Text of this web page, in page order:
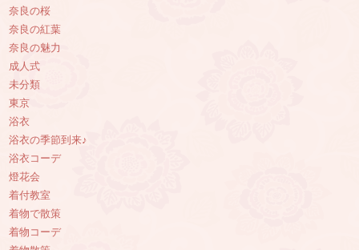
奈良の桜
奈良の紅葉
奈良の魅力
成人式
未分類
東京
浴衣
浴衣の季節到来♪
浴衣コーデ
燈花会
着付教室
着物で散策
着物コーデ